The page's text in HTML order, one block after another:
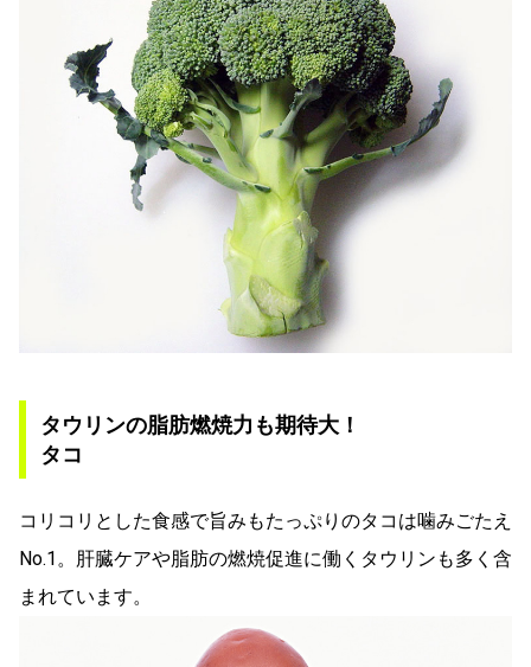
タウリンの脂肪燃焼力も期待大！
タコ
コリコリとした食感で旨みもたっぷりのタコは噛みごたえ
No.1。肝臓ケアや脂肪の燃焼促進に働くタウリンも多く含
まれています。